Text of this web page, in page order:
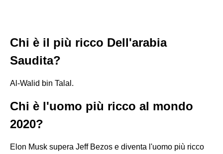
Chi è il più ricco Dell'arabia
Saudita?
Al-Walid bin Talal.
Chi è l'uomo più ricco al mondo
2020?
Elon Musk supera Jeff Bezos e diventa l'uomo più ricco